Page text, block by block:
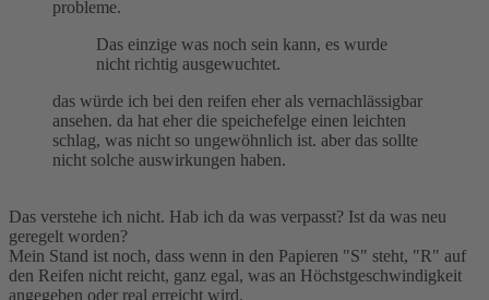
probleme.
Das einzige was noch sein kann, es wurde
nicht richtig ausgewuchtet.
das würde ich bei den reifen eher als vernachlässigbar
ansehen. da hat eher die speichefelge einen leichten
schlag, was nicht so ungewöhnlich ist. aber das sollte
nicht solche auswirkungen haben.
Das verstehe ich nicht. Hab ich da was verpasst? Ist da was neu
geregelt worden?
Mein Stand ist noch, dass wenn in den Papieren "S" steht, "R" auf
den Reifen nicht reicht, ganz egal, was an Höchstgeschwindigkeit
angegeben oder real erreicht wird.